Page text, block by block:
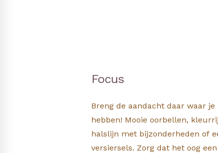
Focus
Breng de aandacht daar waar
hebben! Mooie oorbellen,
halslijn met bijzonderheden of
versiersels. Zorg dat het oog